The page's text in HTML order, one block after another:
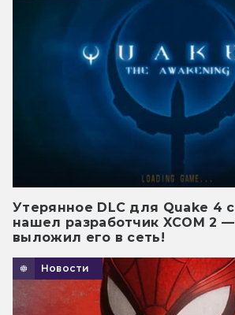
Утерянное DLC для Quake 4
нашел разработчик XCOM 2
выложил его в сеть!
Новости